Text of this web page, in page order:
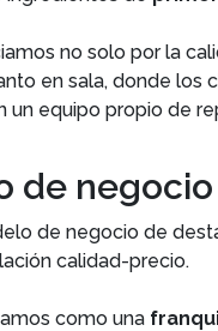
no solo por la
en sala, donde los
un equipo propio de
de
de negocio de
calidad-precio.
como una